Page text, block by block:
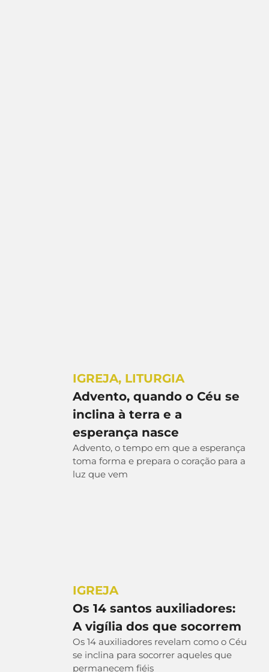
IGREJA, LITURGIA
Advento, quando o Céu se
inclina à terra e a
esperança nasce
Advento, o tempo em que a esperança
toma forma e prepara o coração para a
luz que vem
IGREJA
Os 14 santos auxiliadores:
A vigília dos que socorrem
Os 14 auxiliadores revelam como o Céu
se inclina para socorrer aqueles que
permanecem fiéis